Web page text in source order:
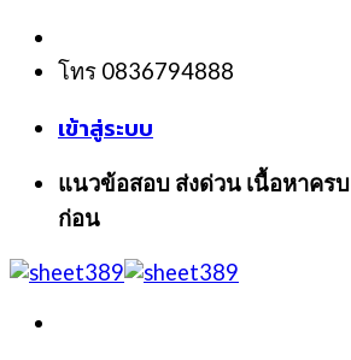
Skip
content
โทร 0836794888
เข้าสู่ระบบ
แนวข้อสอบ ส่งด่วน เนื้อหาคร
ก่อน